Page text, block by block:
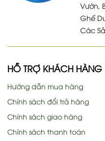
Vườn,
Ghế
Các
HỖ TRỢ KHÁCH HÀNG
Hướng dẫn mua hàng
Chính sách đổi trả hàng
Chính sách giao hàng
Chính sách thanh toán